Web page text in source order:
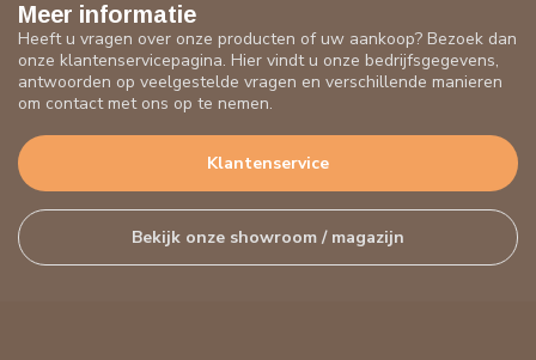
Meer informatie
Heeft u vragen over onze producten of uw aankoop? Bezoek dan
onze klantenservicepagina. Hier vindt u onze bedrijfsgegevens,
antwoorden op veelgestelde vragen en verschillende manieren
om contact met ons op te nemen.
Klantenservice
Bekijk onze showroom / magazijn